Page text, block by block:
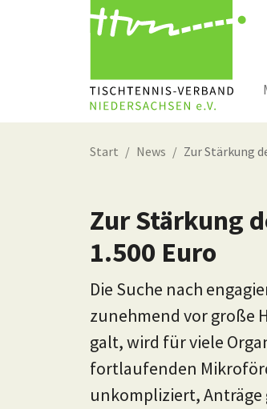
Start News Zur Stärkung
Zur Stärkung
1.500 Euro
Die Suche nach
zunehmend vor große
galt, wird für viele
fortlaufenden
unkompliziert,